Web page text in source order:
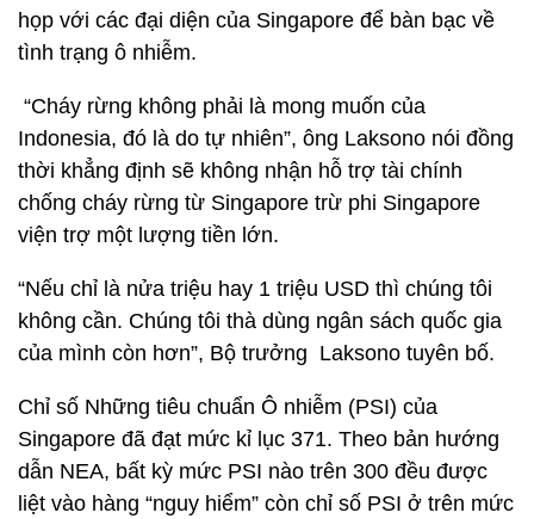
họp với các đại diện của Singapore để bàn bạc về
tình trạng ô nhiễm.
“Cháy rừng không phải là mong muốn của
Indonesia, đó là do tự nhiên”, ông Laksono nói đồng
thời khẳng định sẽ không nhận hỗ trợ tài chính
chống cháy rừng từ Singapore trừ phi Singapore
viện trợ một lượng tiền lớn.
“Nếu chỉ là nửa triệu hay 1 triệu USD thì chúng tôi
không cần. Chúng tôi thà dùng ngân sách quốc gia
của mình còn hơn”, Bộ trưởng Laksono tuyên bố.
Chỉ số Những tiêu chuẩn Ô nhiễm (PSI) của
Singapore đã đạt mức kỉ lục 371. Theo bản hướng
dẫn NEA, bất kỳ mức PSI nào trên 300 đều được
liệt vào hàng “nguy hiểm” còn chỉ số PSI ở trên mức